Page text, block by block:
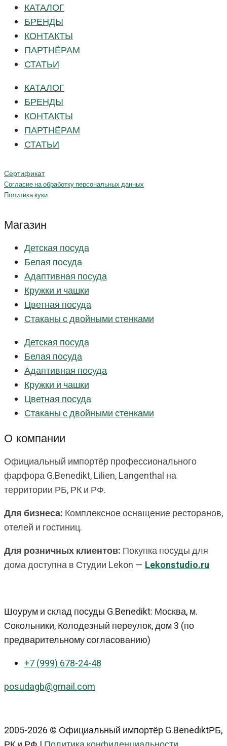
КАТАЛОГ
БРЕНДЫ
КОНТАКТЫ
ПАРТНЁРАМ
СТАТЬИ
КАТАЛОГ
БРЕНДЫ
КОНТАКТЫ
ПАРТНЁРАМ
СТАТЬИ
Сертификат
Согласие на обработку персональных данных
Политика куки
Магазин
Детская посуда
Белая посуда
Адаптивная посуда
Кружки и чашки
Цветная посуда
Стаканы с двойными стенками
Детская посуда
Белая посуда
Адаптивная посуда
Кружки и чашки
Цветная посуда
Стаканы с двойными стенками
О компании
Официальный импортёр профессионального
фарфора G.Benedikt, Lilien, Langenthal на
территории РБ, РК и РФ.
Для бизнеса: Комплексное оснащение ресторанов,
отелей и гостиниц.
Для розничных клиентов: Покупка посуды для
дома доступна в Студии Lekon — Lekonstudio.ru
Шоурум и склад посуды G.Benedikt: Москва, м.
Сокольники, Колодезный переулок, дом 3 (по
предварительному согласованию)
+7 (999) 678-24-48
posudagb@gmail.com
2005-2026 © Официальный импортёр G.BenediktРБ,